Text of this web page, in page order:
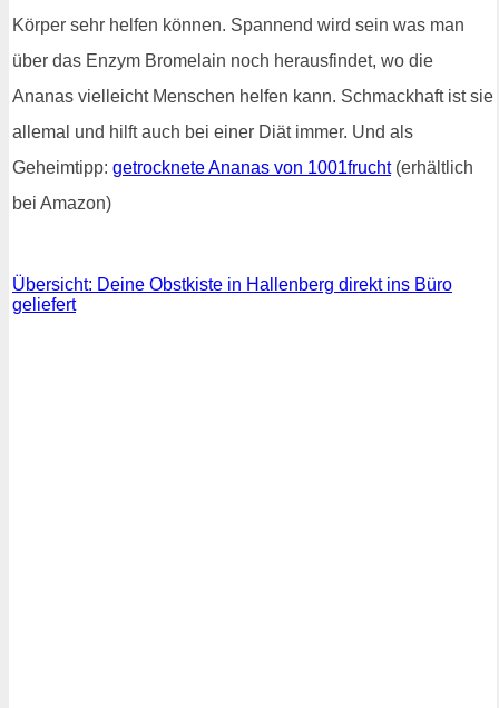
Körper sehr helfen können. Spannend wird sein was man
über das Enzym Bromelain noch herausfindet, wo die
Ananas vielleicht Menschen helfen kann. Schmackhaft ist sie
allemal und hilft auch bei einer Diät immer. Und als
Geheimtipp: getrocknete Ananas von 1001frucht(erhältlich
bei Amazon)
Übersicht: Deine Obstkiste in Hallenberg direkt ins Büro
geliefert